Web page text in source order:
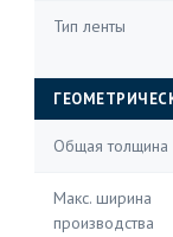
Тип ленты
Общая толщина
Макс. ширина
производства